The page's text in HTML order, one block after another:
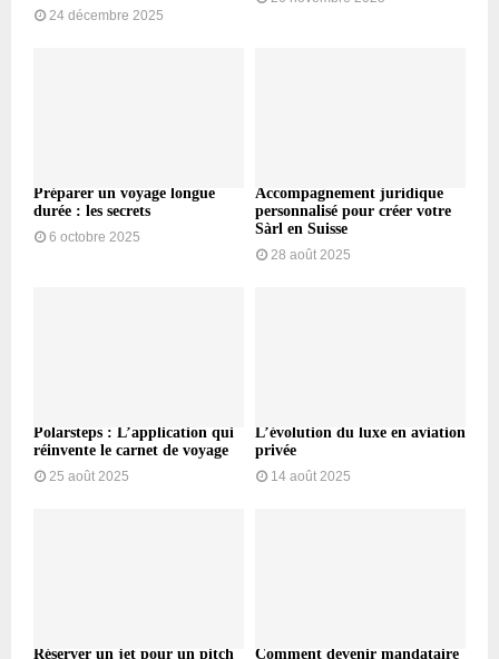
24 décembre 2025
Préparer un voyage longue
durée : les secrets
6 octobre 2025
Accompagnement juridique
personnalisé pour créer votre
Sàrl en Suisse
28 août 2025
Polarsteps : L’application qui
réinvente le carnet de voyage
25 août 2025
L’évolution du luxe en aviation
privée
14 août 2025
Réserver un jet pour un pitch Comment devenir mandataire